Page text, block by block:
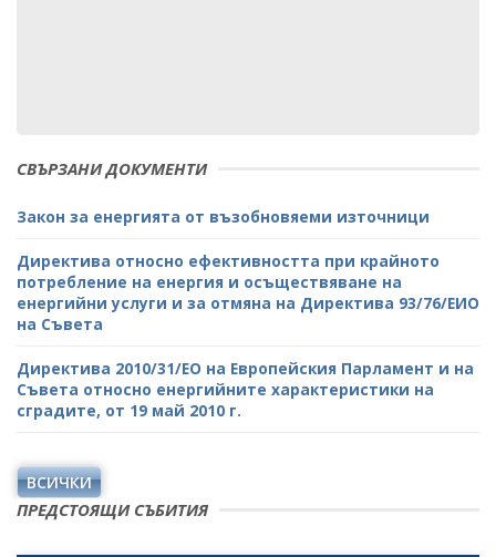
СВЪРЗАНИ ДОКУМЕНТИ
Закон за енергията от възобновяеми източници
Директива относно ефективността при крайното
потребление на енергия и осъществяване на
енергийни услуги и за отмяна на Директива 93/76/ЕИО
на Съвета
Директива 2010/31/ЕО на Европейския Парламент и на
Съвета относно енергийните характеристики на
сградите, от 19 май 2010 г.
ВСИЧКИ
ПРЕДСТОЯЩИ СЪБИТИЯ